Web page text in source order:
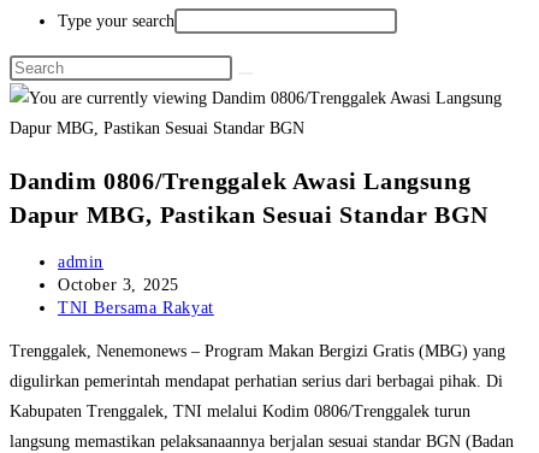
Type your search
Dandim 0806/Trenggalek Awasi Langsung
Dapur MBG, Pastikan Sesuai Standar BGN
Post
author:
admin
Post
published:
October 3, 2025
Post
TNI Bersama Rakyat
Trenggalek, Nenemonews – Program Makan Bergizi Gratis (MBG) yang
digulirkan pemerintah mendapat perhatian serius dari berbagai pihak. Di
Kabupaten Trenggalek, TNI melalui Kodim 0806/Trenggalek turun
langsung memastikan pelaksanaannya berjalan sesuai standar BGN (Badan